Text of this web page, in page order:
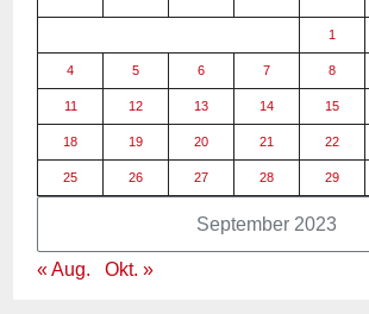
September 2023
1
4 5 6 7 8
11 12 13 14 15
18 19 20 21 22
25 26 27 28 29
« Aug. Okt. »